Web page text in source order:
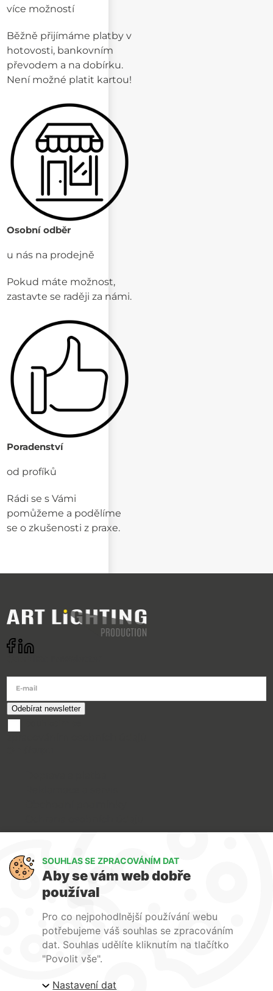
více možností
Běžně přijímáme platby v
hotovosti, bankovním
převodem a na dobírku.
Není možné platit kartou!
Osobní odběr
u nás na prodejně
Pokud máte možnost,
zastavte se raději za námi.
Poradenství
od profíků
Rádi se s Vámi
pomůžeme a podělíme
se o zkušenosti z praxe.
E-mail
O nás
Kontakty
| ARTlighting.cz, Komenského 427 Újezd u Brna, 664
SOUHLAS SE ZPRACOVÁNÍM DAT
Aby se vám web dobře
používal
Pro co nejpohodlnější používání webu
potřebujeme váš souhlas se zpracováním
dat. Souhlas udělíte kliknutím na tlačítko
"Povolit vše".
Nastavení dat